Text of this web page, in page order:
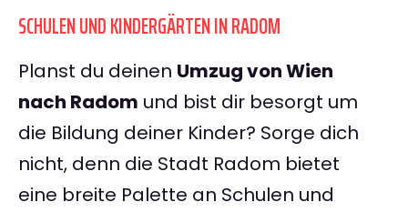
SCHULEN UND KINDERGÄRTEN IN RADOM
Planst du deinen Umzug von Wien
nach Radom und bist dir besorgt um
die Bildung deiner Kinder? Sorge dich
nicht, denn die Stadt Radom bietet
eine breite Palette an Schulen und